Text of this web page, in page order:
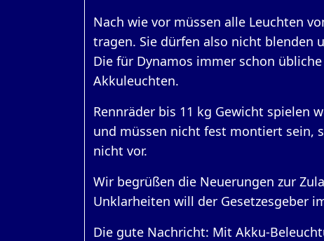
Nach wie vor müssen alle Leuchten
tragen. Sie dürfen also nicht blenden
Die für Dynamos immer schon
Akkuleuchten.
Rennräder bis 11 kg Gewicht spielen
und müssen nicht fest montiert sein,
nicht vor.
Wir begrüßen die Neuerungen zur
Unklarheiten will der Gesetzesgeber
Die gute Nachricht: Mit Akku-